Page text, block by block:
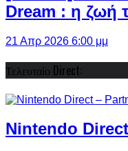
Dream : η ζωή
21 Απρ 2026 6:00 μμ
Τελευταίο Direct:
Nintendo